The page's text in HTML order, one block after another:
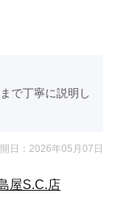
で丁寧に説明し
日：2026年05月07日
屋S.C.店